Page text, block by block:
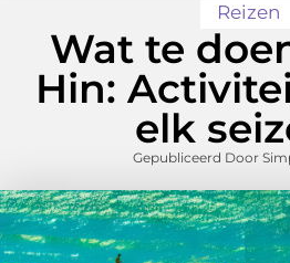
Reizen
Wat te
Hin:
elk
Gepubliceerd Door